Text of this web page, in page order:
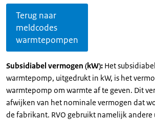
Terug naar
meldcodes
warmtepompen
Subsidiabel vermogen (kW): Het
warmtepomp, uitgedrukt in kW, is het
warmtepomp om warmte af te geven. Dit
afwijken van het nominale vermogen dat
de fabrikant. RVO gebruikt namelijk